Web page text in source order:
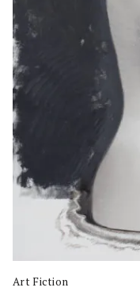
Art Fiction